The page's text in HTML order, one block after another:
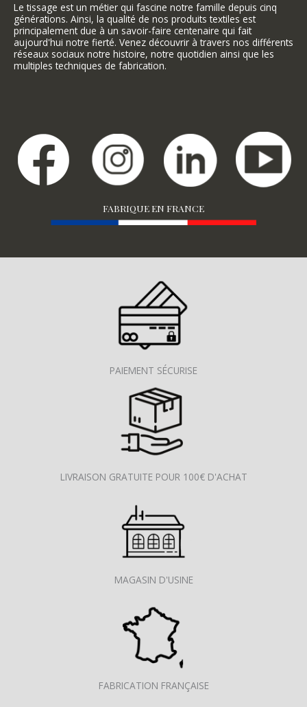
Le tissage est un métier qui fascine notre famille depuis cinq
générations. Ainsi, la qualité de nos produits textiles est
principalement due à un savoir-faire centenaire qui fait
aujourd'hui notre fierté. Venez découvrir à travers nos différents
réseaux sociaux notre histoire, notre quotidien ainsi que les
multiples techniques de fabrication.
FABRIQUE EN FRANCE
PAIEMENT SÉCURISE
LIVRAISON GRATUITE POUR 100€ D'ACHAT
MAGASIN D'USINE
FABRICATION FRANÇAISE